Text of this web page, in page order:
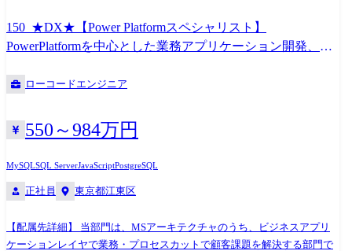
め、社内の Salesforce 活用を推進する中心的な存在として活躍できます
Salesforce 開発エンジニア : Apex を用いた Salesforce のカスタマイズの要
件定義 ～ 開発のスキルを延ばすことができます。 プロセスアナリスト :
各部署の業務課題を分析し、業務効率向上のための最適なソリューショ
ンを提案・導入する役割を担えます。 IT マネージャー : Salesforce を含
ます。
ットフォームでの展開 Power Platform、Salesforce、kintoneなど、ご自身
の得意な領域からスタートし、徐々に他プラットフォームやAIエージェ
ントを組み合わせた次世代型ソリューションの構築にも携わっていただ
ューやナレッジ共有を行いながら、品質の高いプロダクトを開発しま
ます。 1)従事すべき業務の変更の範囲 →【変更の範囲】会社の定める業
務 【開発環境・使用ツール】 主要プラットフォーム : Power Platform、
ど インフラ・基盤 : [Azure、AWS、Git]など その他 : [Teams、Slack、Jira]
150_★DX★【Power Platformスペシャリスト】
PowerPlatformを中心とした業務アプリケーション開発、コ
ローコードエンジニア
550～984万円
MySQLSQL ServerJavaScriptPostgreSQL
正社員 東京都江東区
【配属先詳細】 当部門は、MSアーキテクチャのうち、ビジネスアプリ
ケーションレイヤで業務・プロセスカットで顧客課題を解決する部門で